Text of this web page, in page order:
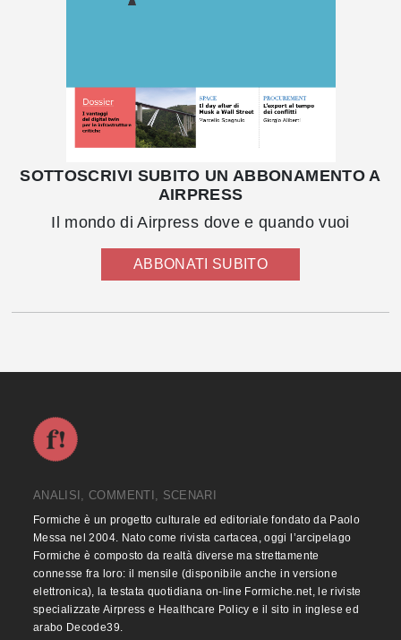
SOTTOSCRIVI SUBITO UN ABBONAMENTO A
AIRPRESS
Il mondo di Airpress dove e quando vuoi
ABBONATI SUBITO
ANALISI, COMMENTI, SCENARI
Formiche è un progetto culturale ed editoriale fondato da Paolo
Messa nel 2004. Nato come rivista cartacea, oggi l’arcipelago
Formiche è composto da realtà diverse ma strettamente
connesse fra loro: il mensile (disponibile anche in versione
elettronica), la testata quotidiana on-line Formiche.net, le riviste
specializzate Airpress e Healthcare Policy e il sito in inglese ed
arabo Decode39.